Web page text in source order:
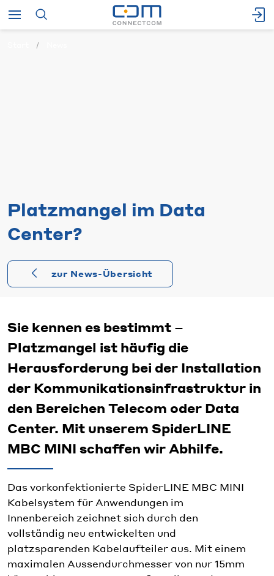
Platzmangel im Data
Center?
zur News-Übersicht
Sie kennen es bestimmt –
Platzmangel ist häufig die
Herausforderung bei der Installation
der Kommunikationsinfrastruktur in
den Bereichen Telecom oder Data
Center. Mit unserem SpiderLINE
MBC MINI schaffen wir Abhilfe.
Das vorkonfektionierte SpiderLINE MBC MINI
Kabelsystem für Anwendungen im
Innenbereich zeichnet sich durch den
vollständig neu entwickelten und
platzsparenden Kabelaufteiler aus. Mit einem
maximalen Aussendurchmesser von nur 15mm